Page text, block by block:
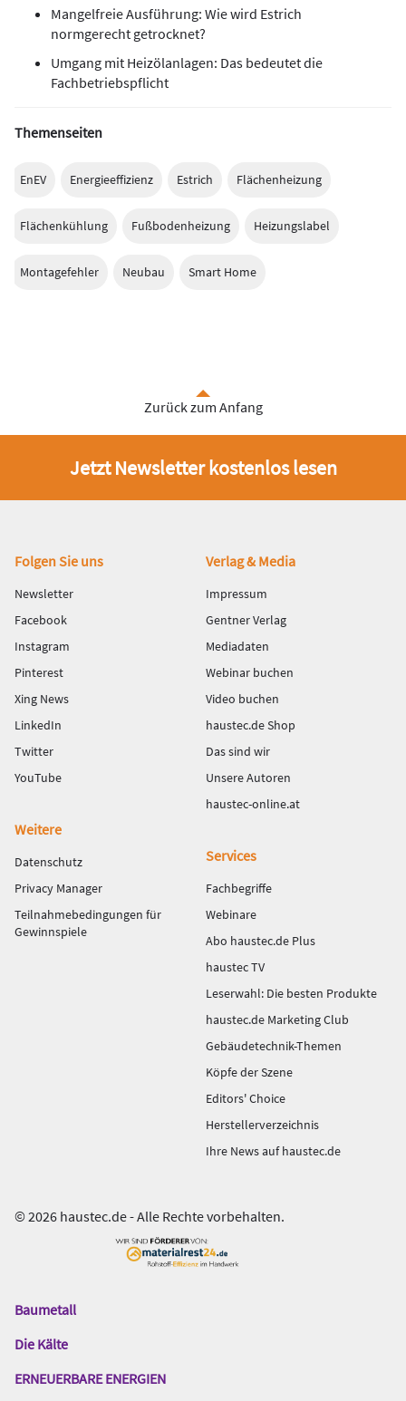
Mangelfreie Ausführung: Wie wird Estrich
normgerecht getrocknet?
Umgang mit Heizölanlagen: Das bedeutet die
Fachbetriebspflicht
Themenseiten
EnEV Energieeffizienz Estrich Flächenheizung
Flächenkühlung Fußbodenheizung Heizungslabel
Montagefehler Neubau Smart Home
Zurück zum Anfang
Jetzt Newsletter kostenlos lesen
Fußbereich
Folgen Sie uns
Newsletter
Facebook
Instagram
Pinterest
Xing News
LinkedIn
Twitter
YouTube
Verlag & Media
Impressum
Gentner Verlag
Mediadaten
Webinar buchen
Video buchen
haustec.de Shop
Das sind wir
Unsere Autoren
haustec-online.at
Weitere
Datenschutz
Privacy Manager
Teilnahmebedingungen für
Gewinnspiele
Services
Fachbegriffe
Webinare
Abo haustec.de Plus
haustec TV
Leserwahl: Die besten Produkte
haustec.de Marketing Club
Gebäudetechnik-Themen
Köpfe der Szene
Editors' Choice
Herstellerverzeichnis
Ihre News auf haustec.de
© 2026 haustec.de - Alle Rechte vorbehalten.
Das
Gentner
Baumetall
Die Kälte
ERNEUERBARE ENERGIEN